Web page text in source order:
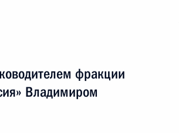
фракции
Владимиром